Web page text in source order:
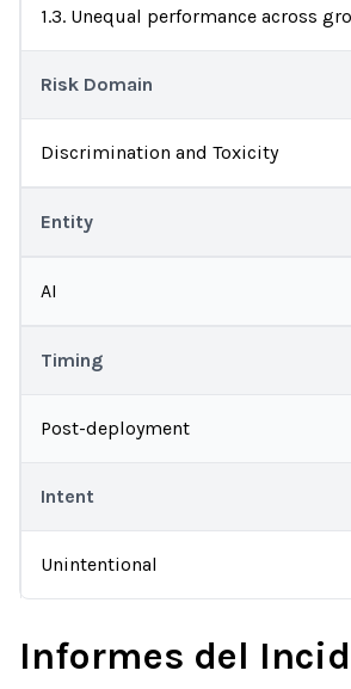
1.3. Unequal performance across
Risk Domain
Discrimination and Toxicity
Entity
AI
Timing
Post-deployment
Intent
Unintentional
Informes del